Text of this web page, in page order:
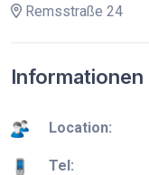
Remsstraße 24
Informationen
Location:
Tel: